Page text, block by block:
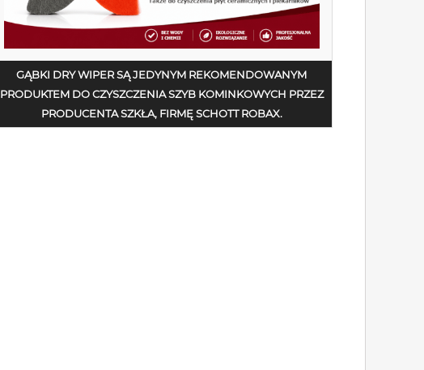
GĄBKI DRY WIPER SĄ JEDYNYM REKOMENDOWANYM
PRODUKTEM DO CZYSZCZENIA SZYB KOMINKOWYCH PRZEZ
PRODUCENTA SZKŁA, FIRMĘ SCHOTT ROBAX.